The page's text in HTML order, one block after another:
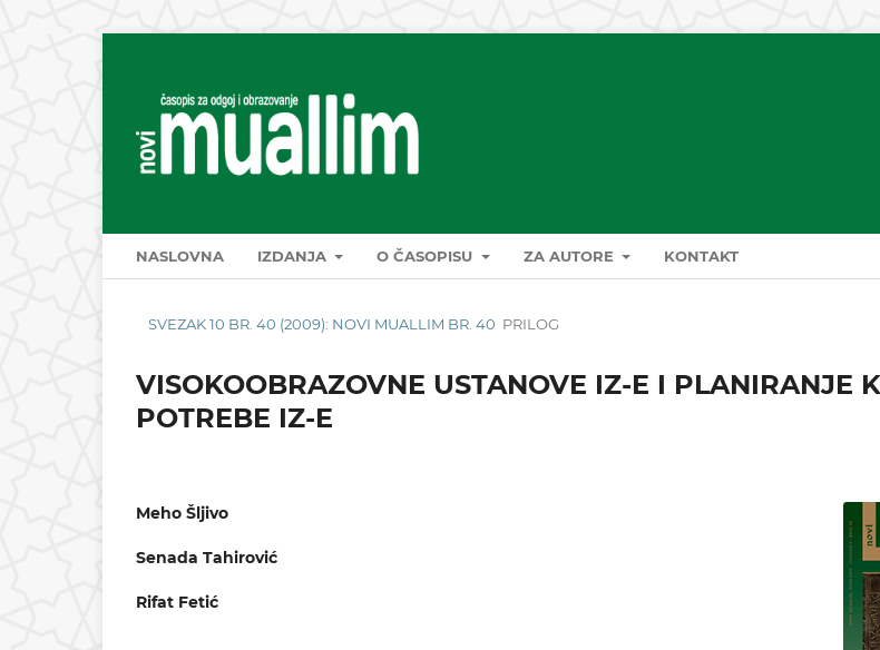
NASLOVNA IZDANJA O ČASOPISU ZA AUTORE KONTAKT
SVEZAK 10 BR. 40 (2009): NOVI MUALLIM BR. 40 PRILOG
VISOKOOBRAZOVNE USTANOVE IZ-E I PLANIRANJE
POTREBE IZ-E
Meho Šljivo
Senada Tahirović
Rifat Fetić